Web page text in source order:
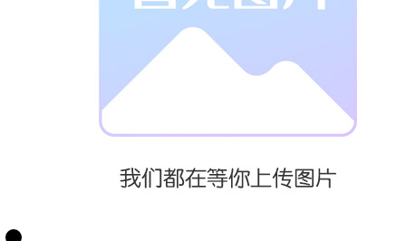
主要特点包
括：1. 无尘操
作,实现全密闭